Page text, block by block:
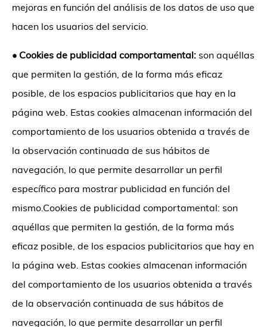
mejoras en función del análisis de los datos de uso que
hacen los usuarios del servicio.
• Cookies de publicidad comportamental: son aquéllas
que permiten la gestión, de la forma más eficaz
posible, de los espacios publicitarios que hay en la
página web. Estas cookies almacenan información del
comportamiento de los usuarios obtenida a través de
la observación continuada de sus hábitos de
navegación, lo que permite desarrollar un perfil
específico para mostrar publicidad en función del
mismo.Cookies de publicidad comportamental: son
aquéllas que permiten la gestión, de la forma más
eficaz posible, de los espacios publicitarios que hay en
la página web. Estas cookies almacenan información
del comportamiento de los usuarios obtenida a través
de la observación continuada de sus hábitos de
navegación, lo que permite desarrollar un perfil